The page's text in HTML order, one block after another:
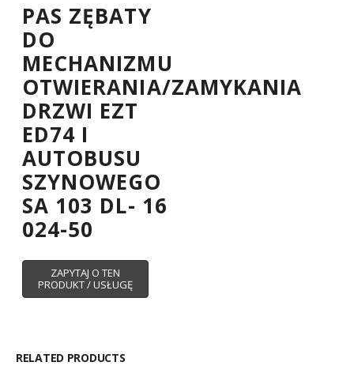
PAS ZĘBATY
DO
MECHANIZMU
OTWIERANIA/ZAMYKANIA
DRZWI EZT
ED74 I
AUTOBUSU
SZYNOWEGO
SA 103 DL- 16
024-50
RELATED PRODUCTS